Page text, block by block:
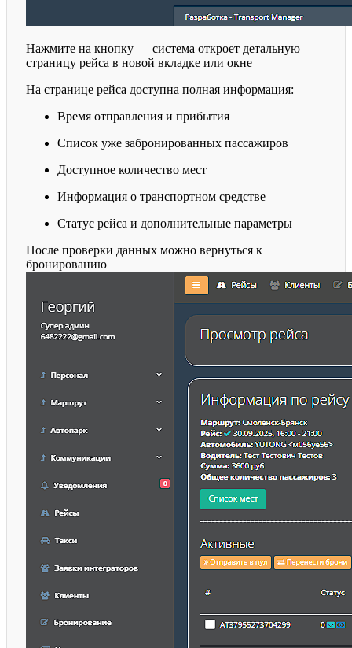
Нажмите на кнопку — система откроет детальную
страницу рейса в новой вкладке или окне
На странице рейса доступна полная информация:
Время отправления и прибытия
Список уже забронированных пассажиров
Доступное количество мест
Информация о транспортном средстве
Статус рейса и дополнительные параметры
После проверки данных можно вернуться к
бронированию